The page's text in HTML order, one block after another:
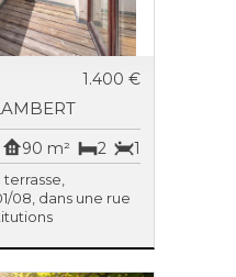
1.400 €
1
2
90 m²
08, dans une rue